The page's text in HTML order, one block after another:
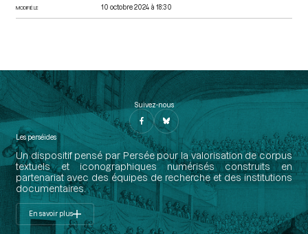
MODIFIÉ LE 10 octobre 2024 à 18:30
Suivez-nous
Les perséides
Un dispositif pensé par Persée pour la valorisation de corpus
textuels et iconographiques numérisés construits en
partenariat avec des équipes de recherche et des institutions
documentaires.
En savoir plus